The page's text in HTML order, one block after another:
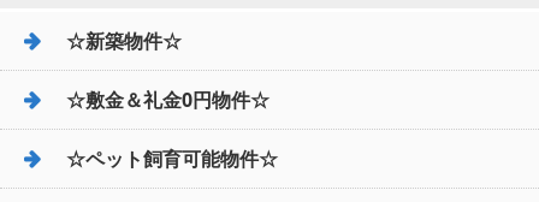
☆新築物件☆
☆敷金＆礼金0円物件☆
☆ペット飼育可能物件☆